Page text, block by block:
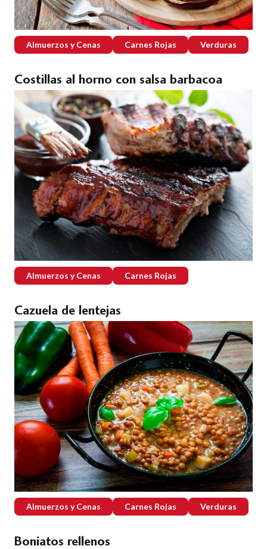
Almuerzos y Cenas Carnes Rojas Verduras
Costillas al horno con salsa barbacoa
Almuerzos y Cenas Carnes Rojas
Cazuela de lentejas
Almuerzos y Cenas Carnes Rojas Verduras
Boniatos rellenos